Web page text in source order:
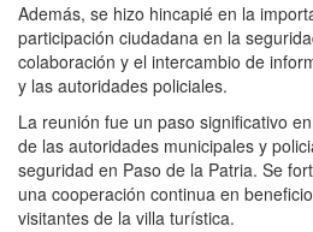
Además, se hizo hincapié en la
participación ciudadana en la
colaboración y el intercambio de
y las autoridades policiales.
La reunión fue un paso significativo
de las autoridades municipales y
seguridad en Paso de la Patria. Se
una cooperación continua en
visitantes de la villa turística.